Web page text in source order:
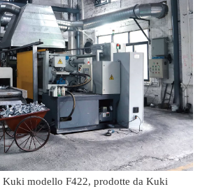
Kuki modello F422, prodotte da Kuki